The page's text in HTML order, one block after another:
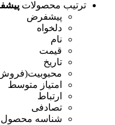
ترتیب محصولات
پیشفرض
دلخواه
نام
قیمت
تاریخ
امتیاز متوسط
ارتباط
تصادفی
شناسه محصول